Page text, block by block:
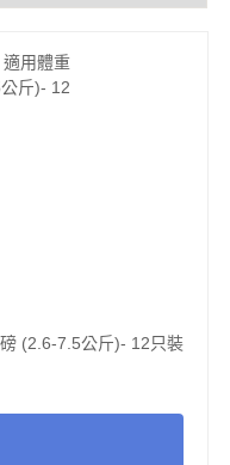
(2.6-7.5公斤)- 12只裝